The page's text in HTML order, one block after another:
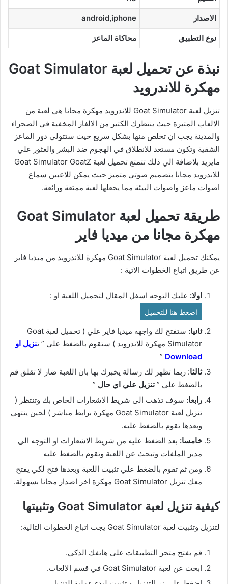
الاصدار android,iphone
نوع التطبيق محاكاة الماعز
نبذة عن تحميل لعبة Goat Simulator
مهكرة للاندرويد
تنزيل لعبة Goat Simulator للاندرويد مهكرة مجانا هي لعبة من
الالعاب المثيرة حيث ينتظرك الكثير من الالغاز المخفية في الصحراء
والمدينة يجب ان تخلص منها بشكل سريع حيث ستتولي دور الماعز
الشقية وتكون مستعد للانطلاق في الهجوم ضد البشر والعثور علي
مايريد بلاضافة الي ذلك تتمتع تحميل لعبة Goat Simulator GoatZ
للاندرويد مجانا بتصميم صوتي متميز حيث يمكن للاعبين سماع
اصوات ماعز واصوات البيئة مما يجعلها لعبة ممتعة ورائعة.
طريقة تحميل لعبة Goat Simulator
مهكرة مجانا من ميديا فاير
يمكنك تحميل لعبة Goat Simulator مهكرة للاندرويد من ميديا فاير
عن طريق اتباع الخطوات الاتية :
اولا: عليك التوجه اسفل المقال لتحميل اللعبة او :
اضغط هنا للتحميل
ثانيا:
ستفتح لك واجهه ميديا فاير علي ( تحميل لعبة Goat
Simulator مهكرة للاندرويد ) ستقوم بالضغط علي ” ت
نزيل او
Download
”
ثالثا: ربما تظهر لك رسالة يخبرك بها بان اللعبة ضار لا تقلق قم
بالضغط علي ”تنزيل علي اي حال ”
رابعا: سوف تذهب الى شريط الاشعارات الخاص بك وتنتظر (
تنزيل لعبة Goat Simulator مهكرة برابط مباشر ) لحين ينتهي
وبعدها تقوم بالضغط عليه.
خامسا: بعد الضغط عليه من شريط الاشعارات او التوجه الى
مدير الملفات وتبحث عن اللعبة وتقوم بالضغط عليه
ومن ثم تقوم بالضغط علي تثبيت اللعبة وبعدها فتح لكي يفتح
معك تنزيل Goat Simulator مهكرة اخر اصدار مجانا بسهولة.
كيفية تنزيل لعبة Goat Simulator وتثبيتها
لتنزيل وتثبيت لعبة Goat Simulator يجب اتباع الخطوات التالية:
قم بفتح متجر التطبيقات على هاتفك الذكي.
ابحث عن لعبة Goat Simulator في قسم الالعاب.